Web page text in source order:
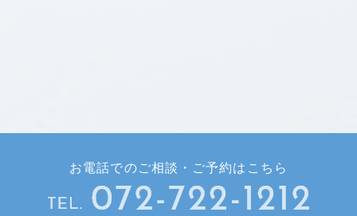
お電話でのご相談・ご予約はこちら